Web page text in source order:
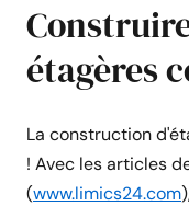
étagères
La construction
! Avec les articles
(www.limics24.com